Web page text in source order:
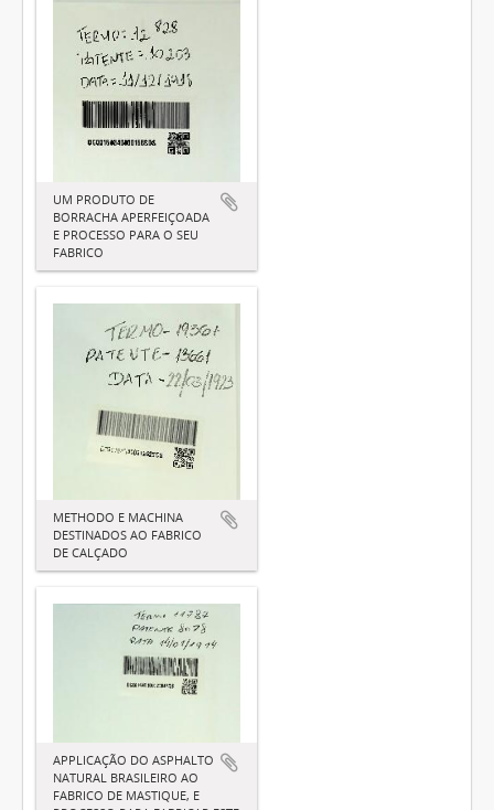
UM PRODUTO DE
BORRACHA APERFEIÇOADA
E PROCESSO PARA O SEU
FABRICO
METHODO E MACHINA
DESTINADOS AO FABRICO
DE CALÇADO
APPLICAÇÃO DO ASPHALTO
NATURAL BRASILEIRO AO
FABRICO DE MASTIQUE, E